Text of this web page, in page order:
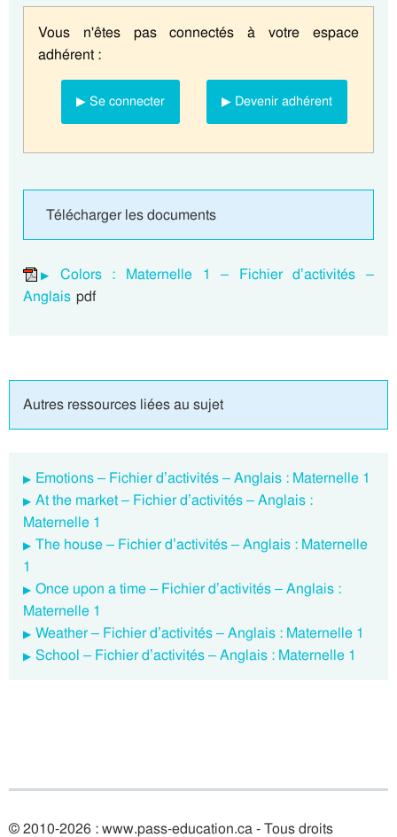
Vous n'êtes pas connectés à votre espace
adhérent :
▶ Se connecter ▶ Devenir adhérent
Télécharger les documents
Colors : Maternelle 1 – Fichier d’activités –
Anglais pdf
Autres ressources liées au sujet
Emotions – Fichier d’activités – Anglais : Maternelle 1
At the market – Fichier d’activités – Anglais :
Maternelle 1
The house – Fichier d’activités – Anglais : Maternelle
1
Once upon a time – Fichier d’activités – Anglais :
Maternelle 1
Weather – Fichier d’activités – Anglais : Maternelle 1
School – Fichier d’activités – Anglais : Maternelle 1
© 2010-2026 : www.pass-education.ca - Tous droits